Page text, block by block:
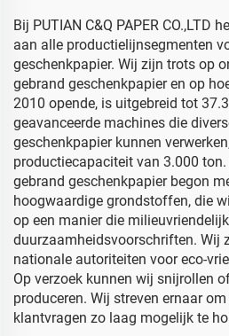
Bij PUTIAN C&Q PAPER CO.,LTD
aan alle productielijnsegmenten
geschenkpapier. Wij zijn trots op
gebrand geschenkpapier en op
2010 opende, is uitgebreid tot
geavanceerde machines die
geschenkpapier kunnen
productiecapaciteit van 3.000
gebrand geschenkpapier begon
hoogwaardige grondstoffen, die
op een manier die
duurzaamheidsvoorschriften. Wij
nationale autoriteiten voor eco-
Op verzoek kunnen wij snijrollen
produceren. Wij streven ernaar
klantvragen zo laag mogelijk te